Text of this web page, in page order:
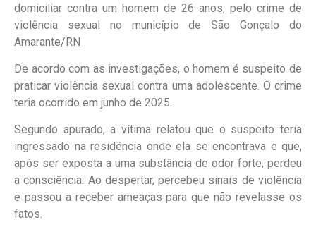
domiciliar contra um homem de 26 anos, pelo crime de
violência sexual no município de São Gonçalo do
Amarante/RN
De acordo com as investigações, o homem é suspeito de
praticar violência sexual contra uma adolescente. O crime
teria ocorrido em junho de 2025.
Segundo apurado, a vítima relatou que o suspeito teria
ingressado na residência onde ela se encontrava e que,
após ser exposta a uma substância de odor forte, perdeu
a consciência. Ao despertar, percebeu sinais de violência
e passou a receber ameaças para que não revelasse os
fatos.